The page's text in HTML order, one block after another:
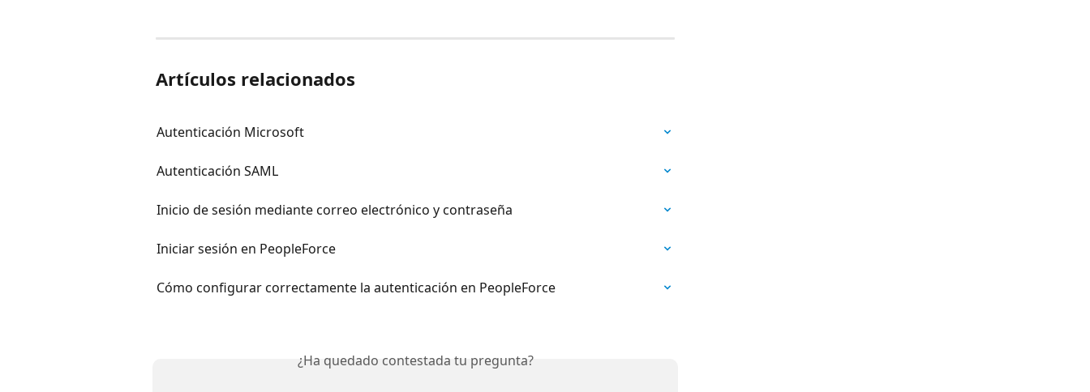
Artículos relacionados
Autenticación Microsoft
Autenticación SAML
Inicio de sesión mediante correo electrónico y contraseña
Iniciar sesión en PeopleForce
Cómo configurar correctamente la autenticación en PeopleForce
¿Ha quedado contestada tu pregunta?